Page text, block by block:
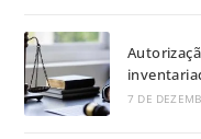
7 DE